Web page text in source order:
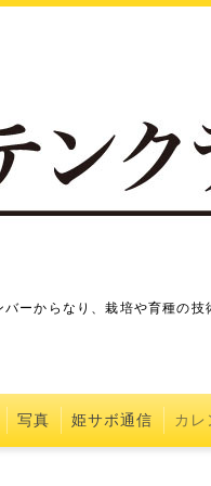
ーからなり、栽培や育種の技
写真 姫サボ通信 カレ